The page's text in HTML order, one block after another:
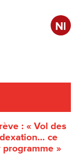
Nl
: « Vol des
ce
programme »